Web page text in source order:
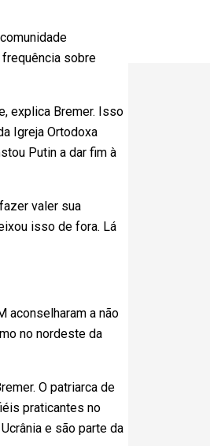
sobre
explica Bremer. Isso
Igreja Ortodoxa
Putin a dar fim à
valer sua
isso de fora. Lá
aconselharam a não
no nordeste da
O patriarca de
praticantes no
e são parte da